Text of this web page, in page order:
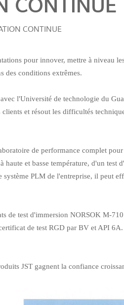
CONTINUE
CONTINUE
pour innover, mettre à niveau
des conditions extrêmes.
l'Université de technologie du
et résout les difficultés
de performance complet pour
et basse température, d'un test
PLM de l'entreprise, il peut
de test d'immersion NORSOK M-
de test RGD par BV et API
JST gagnent la confiance